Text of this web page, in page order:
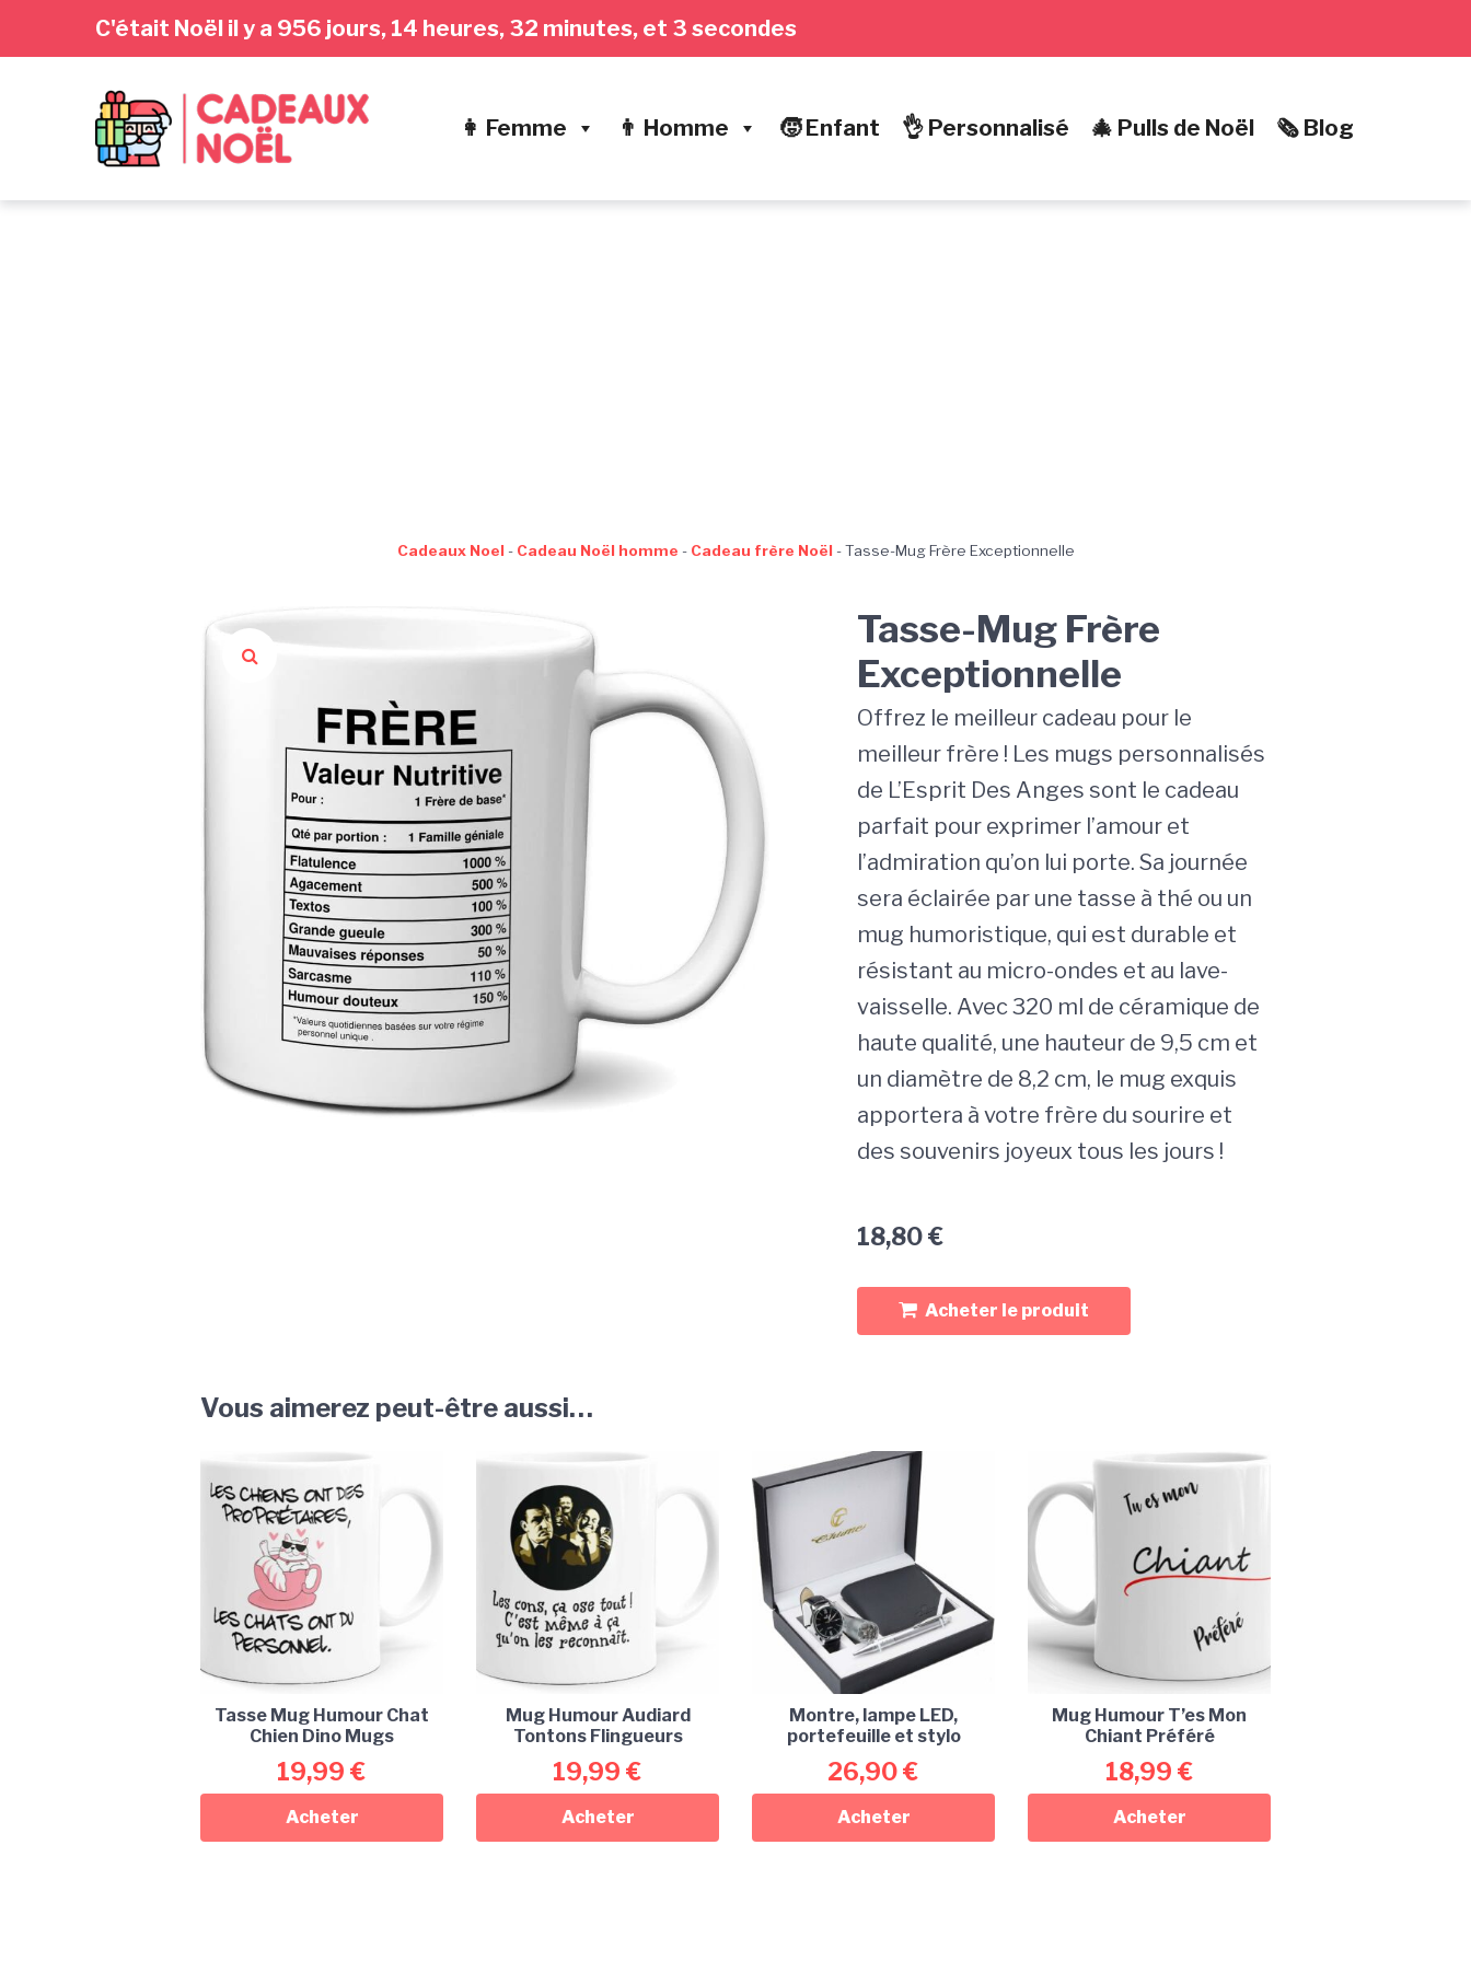
navigation
C'était Noël il y a 956 jours, 14 heures, 32 minutes, et 4 secondes
👩 Femme 👨 Homme 🧒 Enfant 👌 Personnalisé 🎄 Pulls de Noël 🗞️ Blog
Cadeaux Noel - Cadeau Noël homme - Cadeau frère Noël -Tasse-Mug Frère Exceptionnelle
Tasse-Mug Frère
Exceptionnelle
Offrez le meilleur cadeau pour le
meilleur frère ! Les mugs personnalisés
de L’Esprit Des Anges sont le cadeau
parfait pour exprimer l’amour et
l’admiration qu’on lui porte. Sa journée
sera éclairée par une tasse à thé ou un
mug humoristique, qui est durable et
résistant au micro-ondes et au lave-
vaisselle. Avec 320 ml de céramique de
haute qualité, une hauteur de 9,5 cm et
un diamètre de 8,2 cm, le mug exquis
apportera à votre frère du sourire et
des souvenirs joyeux tous les jours !
18,80€
Acheter le produit
Vous aimerez peut-être aussi…
Tasse Mug Humour Chat
Chien Dino Mugs
19,99 €
Acheter
Mug Humour Audiard
Tontons Flingueurs
19,99 €
Acheter
Montre, lampe LED,
portefeuille et stylo
26,90€
Acheter
Mug Humour T’es Mon
Chiant Préféré
18,99 €
Acheter